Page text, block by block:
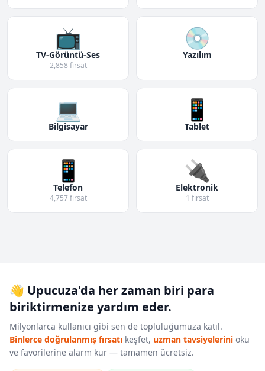
📺
TV-Görüntü-Ses
2,858 fırsat
💿
Yazılım
💻
Bilgisayar
📱
Tablet
📱
Telefon
4,757 fırsat
🔌
Elektronik
1 fırsat
👋 Upucuza'da her zaman biri para
biriktirmenize yardım eder.
Milyonlarca kullanıcı gibi sen de topluluğumuza katıl.
Binlerce doğrulanmış fırsatı keşfet, uzman tavsiyelerini oku
ve favorilerine alarm kur — tamamen ücretsiz.